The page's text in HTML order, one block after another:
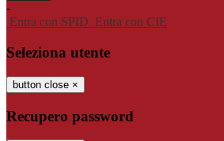
-
Entra con SPID Entra con CIE
Seleziona utente
button close ×
Recupero password